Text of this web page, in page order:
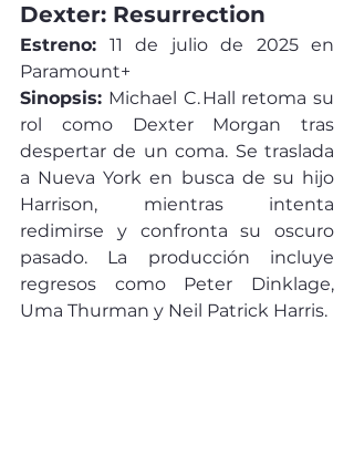
Dexter: Resurrection
Estreno: 11 de julio de 2025 en
Paramount+
Sinopsis: Michael C. Hall retoma su
rol como Dexter Morgan tras
despertar de un coma. Se traslada
a Nueva York en busca de su hijo
Harrison, mientras intenta
redimirse y confronta su oscuro
pasado. La producción incluye
regresos como Peter Dinklage,
Uma Thurman y Neil Patrick Harris.